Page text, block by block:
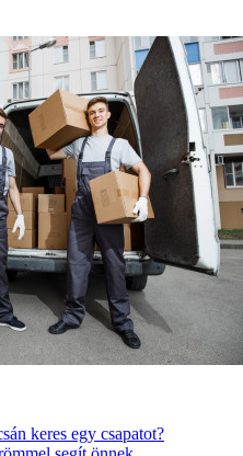
keres egy csapatot?